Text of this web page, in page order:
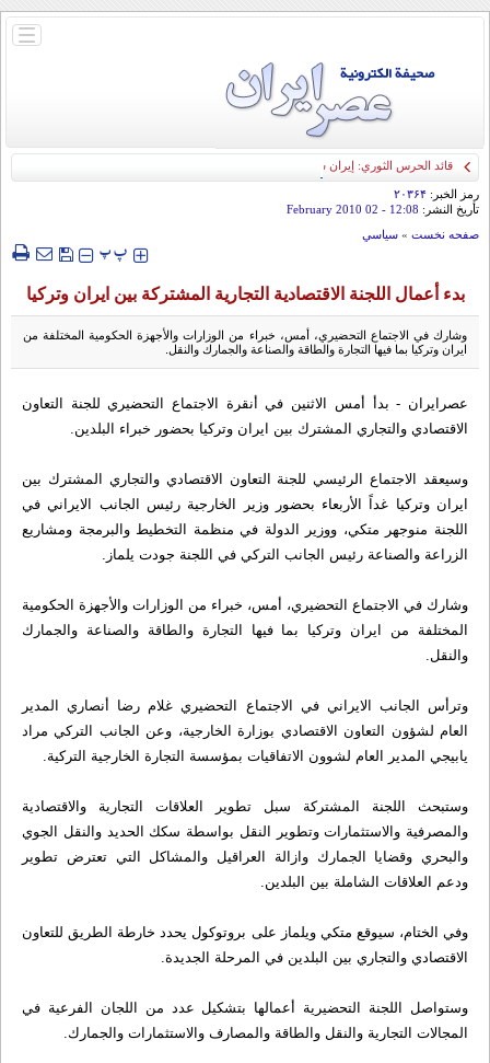
باز
قائد الحرس الثوري: إيران ستدمر أمريكا وإسرائيل والسعودية إذا تجاوزت خطوط طهران
الحمراء
رمز الخبر: ۲۰۳۶۴
تأريخ النشر: 12:08
- 02 February 2010
صفحه نخست » سياسي
‍‍‍ پپ
بدء أعمال اللجنة الاقتصادية التجارية المشتركة بين ايران وتركيا
وشارك في الاجتماع التحضيري، أمس، خبراء من الوزارات والأجهزة الحكومية المختلفة من
ايران وتركيا بما فيها التجارة والطاقة والصناعة والجمارك والنقل.
عصرایران - بدأ أمس الاثنين في أنقرة الاجتماع التحضيري للجنة التعاون
الاقتصادي والتجاري المشترك بين ايران وتركيا بحضور خبراء البلدين.
وسيعقد الاجتماع الرئيسي للجنة التعاون الاقتصادي والتجاري المشترك بين
ايران وتركيا غداً الأربعاء بحضور وزير الخارجية رئيس الجانب الايراني في
اللجنة منوجهر متكي، ووزير الدولة في منظمة التخطيط والبرمجة ومشاريع
الزراعة والصناعة رئيس الجانب التركي في اللجنة جودت يلماز.
وشارك في الاجتماع التحضيري، أمس، خبراء من الوزارات والأجهزة الحكومية
المختلفة من ايران وتركيا بما فيها التجارة والطاقة والصناعة والجمارك
والنقل.
وترأس الجانب الايراني في الاجتماع التحضيري غلام رضا أنصاري المدير
العام لشؤون التعاون الاقتصادي بوزارة الخارجية، وعن الجانب التركي مراد
يابيجي المدير العام لشوون الاتفاقيات بمؤسسة التجارة الخارجية التركية.
وستبحث اللجنة المشتركة سبل تطوير العلاقات التجارية والاقتصادية
والمصرفية والاستثمارات وتطوير النقل بواسطة سكك الحديد والنقل الجوي
والبحري وقضايا الجمارك وازالة العراقيل والمشاكل التي تعترض تطوير
ودعم العلاقات الشاملة بين البلدين.
وفي الختام، سيوقع متكي ويلماز على بروتوكول يحدد خارطة الطريق للتعاون
الاقتصادي والتجاري بين البلدين في المرحلة الجديدة.
وستواصل اللجنة التحضيرية أعمالها بتشكيل عدد من اللجان الفرعية في
المجالات التجارية والنقل والطاقة والمصارف والاستثمارات والجمارك.